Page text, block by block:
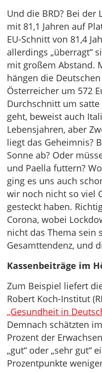
Und die BRD? Bei
mit 81,1 Jahren auf
EU-Schnitt von 81,4
allerdings „überragt“
mit großem Abstand.
hängen die
Österreicher um 572
Durchschnitt um satte
geht, beweist auch
Lebensjahren, aber
liegt das Geheimnis?
Sonne ab? Oder
und Paella futtern?
ging es uns auch
wir noch nicht so viel
gesteckt haben.
Corona, wobei
nicht das Thema sein
Gesamttendenz, und
Kassenbeiträge im
Zum Beispiel liefert
Robert Koch-Institut
„Gesundheit in
Demnach schätzten
Prozent der
„gut“ oder „sehr gut“
Prozentpunkte